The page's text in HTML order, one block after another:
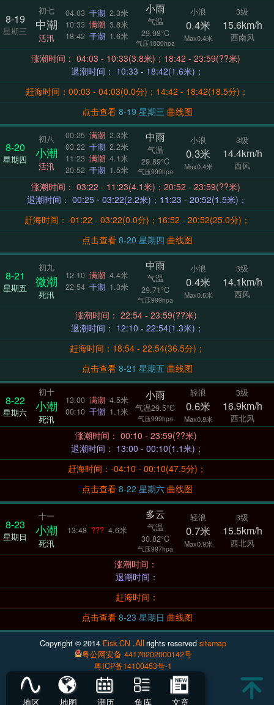
8-19
星期三
初七
中潮
活汛
04:03 干潮 2.3米
10:33 满潮 3.8米
18:42 干潮 1.6米
小雨
气温
29.98°C
气压1000hpa
小浪
0.4米
Max0.4米
3级
15.6km/h
西南风
涨潮时间： 04:03 - 10:33(3.8米)；18:42 - 23:59(??米)
退潮时间： 10:33 - 18:42(1.6米)；
赶海时间：00:03 - 04:03(0.0分)；14:42 - 18:42(18.5分)；
点击查看
8-19 星期三 曲线图
8-20
星期四
初八
小潮
活汛
00:25 满潮 2.3米
03:22 干潮 2.2米
11:23 满潮 4.1米
20:52 干潮 1.5米
中雨
气温
29.89°C
气压999hpa
小浪
0.3米
Max0.4米
3级
14.4km/h
西风
涨潮时间： 03:22 - 11:23(4.1米)；20:52 - 23:59(??米)
退潮时间： 00:25 - 03:22(2.2米)；11:23 - 20:52(1.5米)；
赶海时间：-01:22 - 03:22(0.0分)；16:52 - 20:52(25.0分)；
点击查看
8-20 星期四 曲线图
8-21
星期五
初九
微潮
死汛
12:10 满潮 4.4米
22:54 干潮 1.3米
中雨
气温
29.71°C
气压999hpa
小浪
0.4米
Max0.6米
3级
14.1km/h
西风
涨潮时间： 22:54 - 23:59(??米)
退潮时间： 12:10 - 22:54(1.3米)；
赶海时间：18:54 - 22:54(36.5分)；
点击查看
8-21 星期五 曲线图
8-22
星期六
初十
小潮
死汛
13:00 满潮 4.5米
00:10 干潮 1.1米
小雨
气温29.5°C
气压999hpa
轻浪
0.6米
Max0.8米
3级
16.9km/h
西北风
涨潮时间： 00:10 - 23:59(??米)
退潮时间： 13:00 - 00:10(1.1米)；
赶海时间：-04:10 - 00:10(47.5分)；
点击查看
8-22 星期六 曲线图
8-23
星期日
十一
小潮
死汛
13:48 ??? 4.6米
多云
气温
30.82°C
气压997hpa
轻浪
0.7米
Max0.9米
3级
15.5km/h
西北风
涨潮时间：
退潮时间：
赶海时间：
点击查看
8-23 星期日 曲线图
Copyright © 2014 Eisk.CN .Allrights reservedsitemap
粤公网安备 44170202000142号
粤ICP备14100453号-1
地区 地图 潮历 鱼库 文章